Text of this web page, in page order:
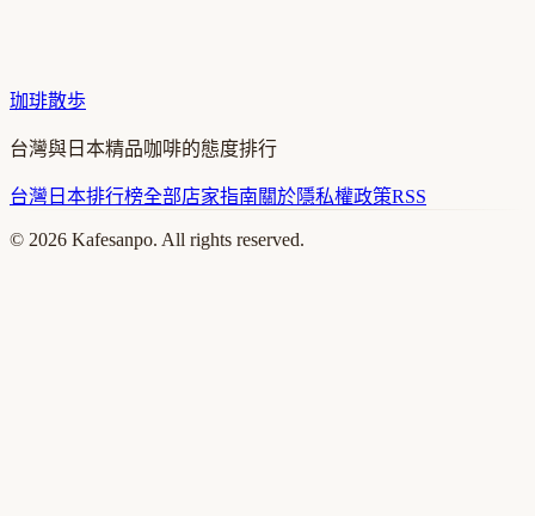
珈琲散歩
台灣與日本精品咖啡的態度排行
台灣 日本排行榜全部店家指南關於隱私權政策RSS
© 2026 Kafesanpo. All rights reserved.